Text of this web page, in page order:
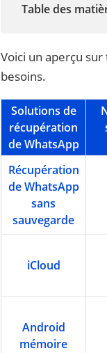
Table des
Voici un aperçu
besoins.
Solutions de
récupération
de WhatsApp
Récupération
de WhatsApp
sans
sauvegarde
iCloud
Android
mémoire